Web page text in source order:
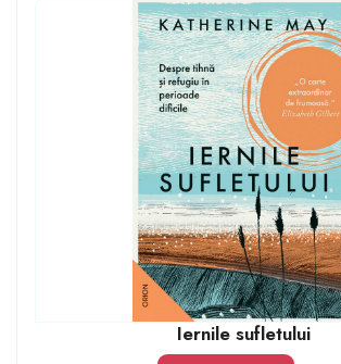
orice carte psihologică, care are
copiilor, reprezintă o bună opțiune de
Iernile sufletului